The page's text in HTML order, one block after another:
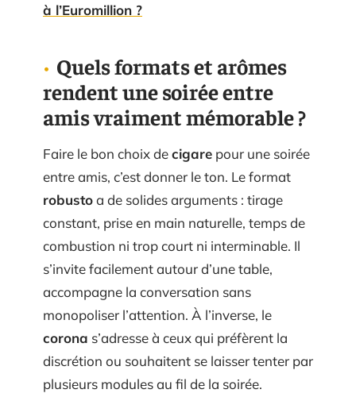
à l’Euromillion ?
Quels formats et arômes
rendent une soirée entre
amis vraiment mémorable ?
Faire le bon choix decigare pour une soirée
entre amis, c’est donner le ton. Le format
robustoa de solides arguments : tirage
constant, prise en main naturelle, temps de
combustion ni trop court ni interminable. Il
s’invite facilement autour d’une table,
accompagne la conversation sans
monopoliser l’attention. À l’inverse, le
corona s’adresse à ceux qui préfèrent la
discrétion ou souhaitent se laisser tenter par
plusieurs modules au fil de la soirée.